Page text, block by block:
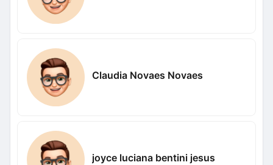
Claudia Novaes Novaes
joyce luciana bentini jesus